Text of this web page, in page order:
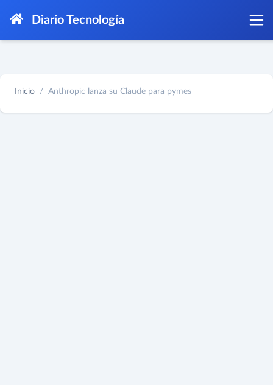
Diario Tecnología
Inicio Anthropic lanza su Claude para pymes